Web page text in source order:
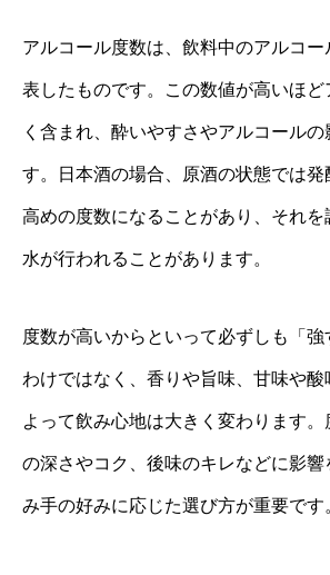
アルコール度数は、飲料中のアルコ
表したものです。この数値が高いほど
く含まれ、酔いやすさやアルコールの
す。日本酒の場合、原酒の状態では発
高めの度数になることがあり、それを
水が行われることがあります。
度数が高いからといって必ずしも「強
わけではなく、香りや旨味、甘味や酸
よって飲み心地は大きく変わります
の深さやコク、後味のキレなどに影響
み手の好みに応じた選び方が重要です